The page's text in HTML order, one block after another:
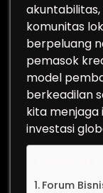
komunitas
berpeluang
pemasok
model
berkeadilan
kita
investasi
Forum